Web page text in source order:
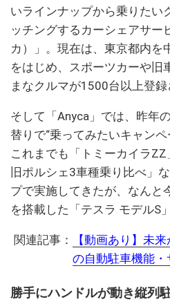
いラインナップから乗りたい
ッチングするカーシェアサー
カ）」。現在は、東京都内を
をはじめ、スポーツカーや旧
まなクルマが1500台以上登録
そして「Anyca」では、昨年
替りで“乗ってみたいキャンペ
これまでも「トミーカイラ
旧ポルシェ3車種乗り比べ」
プで実施してきたが、なんと
を搭載した「テスラ モデルS」
関連記事：
【動画あり】未
の自動駐車機能・
勝手にハンドルが動き縦列